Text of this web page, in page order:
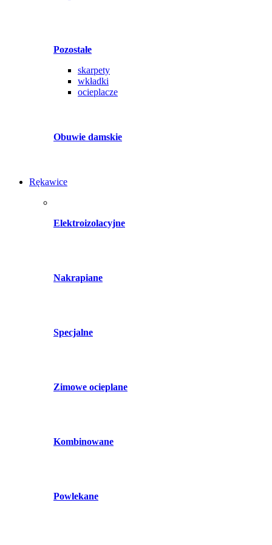
Pozostałe
skarpety
wkładki
ocieplacze
Obuwie damskie
Rękawice
Elektroizolacyjne
Nakrapiane
Specjalne
Zimowe ocieplane
Kombinowane
Powlekane